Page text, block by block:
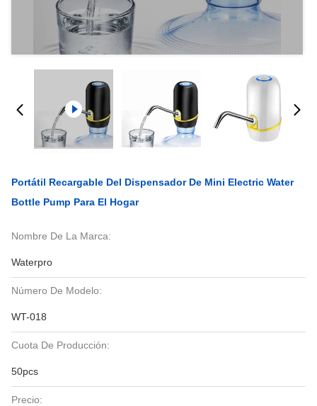
Portátil Recargable Del Dispensador De Mini Electric Water
Bottle Pump Para El Hogar
Nombre De La Marca:
Waterpro
Número De Modelo:
WT-018
Cuota De Producción:
50pcs
Precio: